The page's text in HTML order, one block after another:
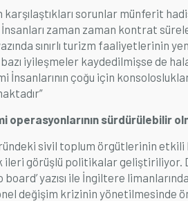
karşılaştıkları sorunlar münferit
zaman zaman kontrat
sınırlı turizm faaliyetlerinin
iyileşmeler kaydedilmişse de
İnsanlarının çoğu için
operasyonlarının sürdürülebilir
sivil toplum örgütlerinin etkili
ileri görüşlü politikalar geliştiriliyor.
board’ yazısı ile İngiltere
değişim krizinin yönetilmesinde